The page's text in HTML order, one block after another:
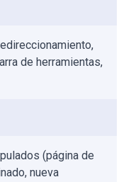
de herramientas,
(página de
nueva